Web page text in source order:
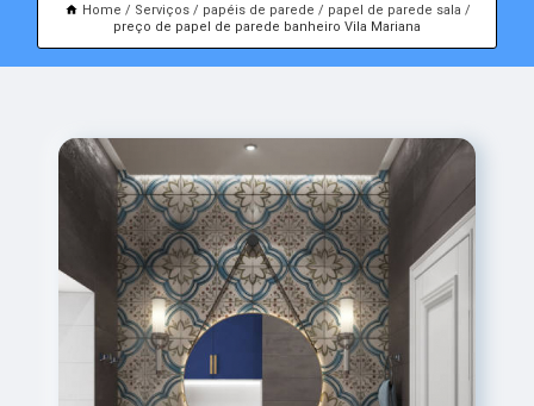
Home Serviços papéis de parede
papel de parede sala
preço de papel de parede banheiro Vila Mariana